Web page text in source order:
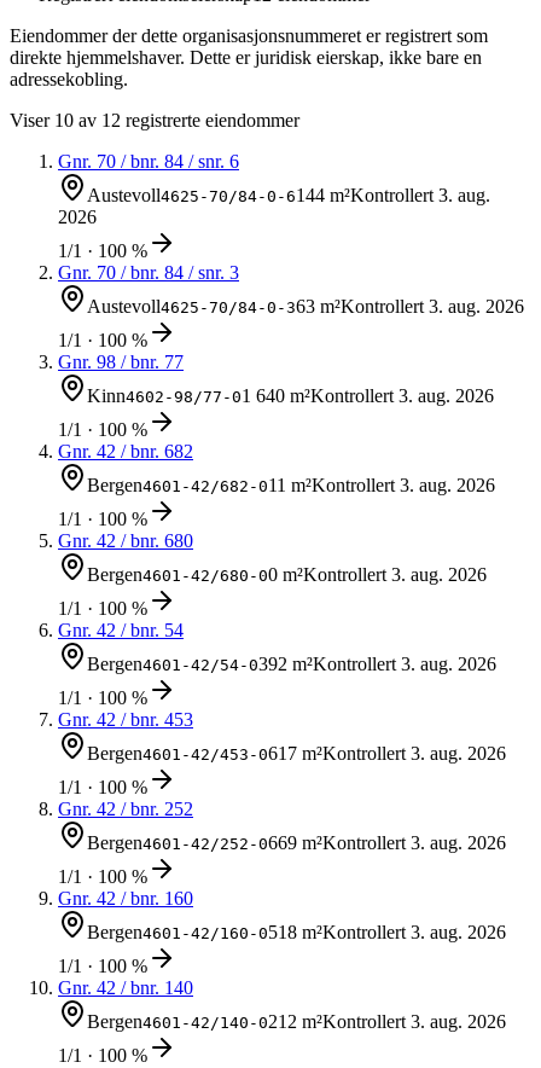
Eiendommer der dette organisasjonsnummeret er registrert som
direkte hjemmelshaver. Dette er juridisk eierskap, ikke bare en
adressekobling.
Viser 10 av 12 registrerte eiendommer
Gnr. 70 / bnr. 84 / snr. 6
Austevoll4625-70/84-0-6144 m²Kontrollert3. aug.
2026
1/1 · 100 %
Gnr. 70 / bnr. 84 / snr. 3
Austevoll4625-70/84-0-363 m²Kontrollert3. aug. 2026
1/1 · 100 %
Gnr. 98 / bnr. 77
Kinn4602-98/77-01 640 m²Kontrollert3. aug. 2026
1/1 · 100 %
Gnr. 42 / bnr. 682
Bergen4601-42/682-011 m²Kontrollert3. aug. 2026
1/1 · 100 %
Gnr. 42 / bnr. 680
Bergen4601-42/680-00 m²Kontrollert3. aug. 2026
1/1 · 100 %
Gnr. 42 / bnr. 54
Bergen4601-42/54-0392 m²Kontrollert3. aug. 2026
1/1 · 100 %
Gnr. 42 / bnr. 453
Bergen4601-42/453-0617 m²Kontrollert3. aug. 2026
1/1 · 100 %
Gnr. 42 / bnr. 252
Bergen4601-42/252-0669 m²Kontrollert3. aug. 2026
1/1 · 100 %
Gnr. 42 / bnr. 160
Bergen4601-42/160-0518 m²Kontrollert3. aug. 2026
1/1 · 100 %
Gnr. 42 / bnr. 140
Bergen4601-42/140-0212 m²Kontrollert3. aug. 2026
1/1 · 100 %